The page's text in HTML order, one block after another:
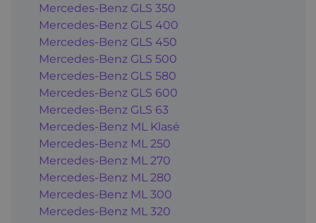
Mercedes-Benz GLS 350
Mercedes-Benz GLS 400
Mercedes-Benz GLS 450
Mercedes-Benz GLS 500
Mercedes-Benz GLS 580
Mercedes-Benz GLS 600
Mercedes-Benz GLS 63
Mercedes-Benz ML Klasė
Mercedes-Benz ML 250
Mercedes-Benz ML 270
Mercedes-Benz ML 280
Mercedes-Benz ML 300
Mercedes-Benz ML 320